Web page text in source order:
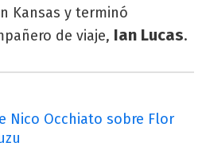
Kansas y terminó
de viaje, Ian Lucas.
Nico Occhiato sobre Flor